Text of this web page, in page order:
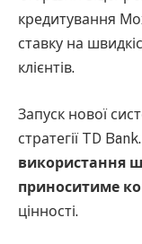
кредитування
ставку на
клієнтів.
Запуск нової
стратегії TD
використання
приноситиме
цінності.